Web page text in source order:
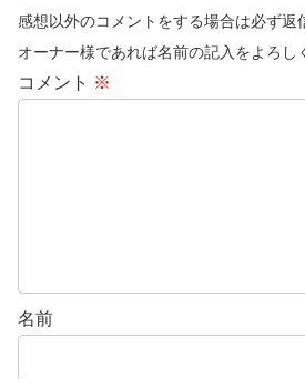
感想以外のコメントをする場合は必ず返
オーナー様であれば名前の記入をよろし
コメント ※
名前